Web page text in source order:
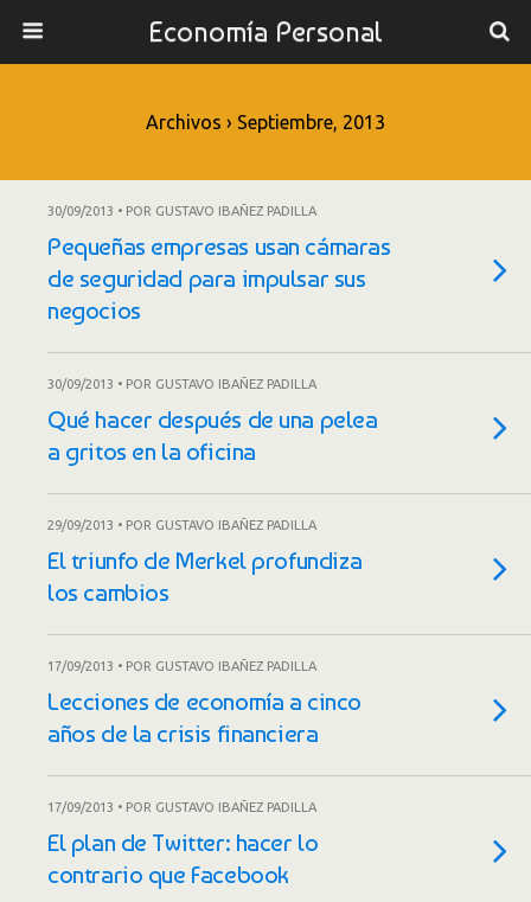
Economía Personal
Archivos › Septiembre, 2013
30/09/2013 • POR GUSTAVO IBAÑEZ PADILLA
Pequeñas empresas usan cámaras
de seguridad para impulsar sus
negocios
30/09/2013 • POR GUSTAVO IBAÑEZ PADILLA
Qué hacer después de una pelea
a gritos en la oficina
29/09/2013 • POR GUSTAVO IBAÑEZ PADILLA
El triunfo de Merkel profundiza
los cambios
17/09/2013 • POR GUSTAVO IBAÑEZ PADILLA
Lecciones de economía a cinco
años de la crisis financiera
17/09/2013 • POR GUSTAVO IBAÑEZ PADILLA
El plan de Twitter: hacer lo
contrario que Facebook